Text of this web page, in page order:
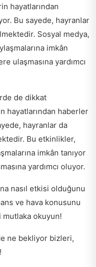
hayatlarından
Bu sayede, hayranlar
Sosyal medya,
imkân
ulaşmasına yardımcı
de dikkat
hayatlarından haberler
hayranlar da
Bu etkinlikler,
imkân tanıyor
yardımcı oluyor.
nasıl etkisi olduğunu
ve hava konusunu
mutlaka okuyun!
ne bekliyor bizleri,